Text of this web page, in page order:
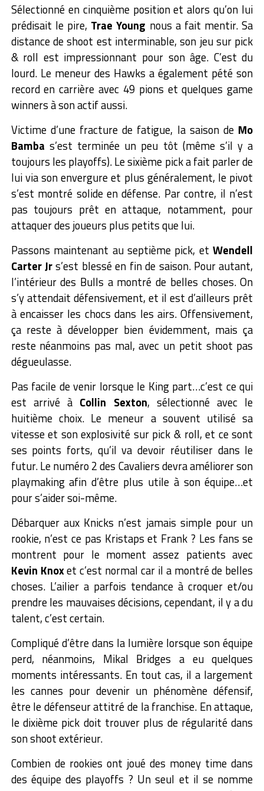
Sélectionné en cinquième position et alors qu’on lui
prédisait le pire, Trae Young nous a fait mentir. Sa
distance de shoot est interminable, son jeu sur pick
& roll est impressionnant pour son âge. C’est du
lourd. Le meneur des Hawks a également pété son
record en carrière avec 49 pions et quelques game
winners à son actif aussi.
Victime d’une fracture de fatigue, la saison de Mo
Bamba s’est terminée un peu tôt (même s’il y a
toujours les playoffs). Le sixième pick a fait parler de
lui via son envergure et plus généralement, le pivot
s’est montré solide en défense. Par contre, il n’est
pas toujours prêt en attaque, notamment, pour
attaquer des joueurs plus petits que lui.
Passons maintenant au septième pick, etWendell
Carter Jrs’est blessé en fin de saison. Pour autant,
l’intérieur des Bulls a montré de belles choses. On
s’y attendait défensivement, et il est d’ailleurs prêt
à encaisser les chocs dans les airs. Offensivement,
ça reste à développer bien évidemment, mais ça
reste néanmoins pas mal, avec un petit shoot pas
dégueulasse.
Pas facile de venir lorsque le King part…c’est ce qui
est arrivé à Collin Sexton, sélectionné avec le
huitième choix. Le meneur a souvent utilisé sa
vitesse et son explosivité sur pick & roll, et ce sont
ses points forts, qu’il va devoir réutiliser dans le
futur. Le numéro 2 des Cavaliers devra améliorer son
playmaking afin d’être plus utile à son équipe…et
pour s’aider soi-même.
Débarquer aux Knicks n’est jamais simple pour un
rookie, n’est ce pas Kristaps et Frank ? Les fans se
montrent pour le moment assez patients avec
Kevin Knoxet c’est normal car il a montré de belles
choses. L’ailier a parfois tendance à croquer et/ou
prendre les mauvaises décisions, cependant, il y a du
talent, c’est certain.
Compliqué d’être dans la lumière lorsque son équipe
perd, néanmoins, Mikal Bridges a eu quelques
moments intéressants. En tout cas, il a largement
les cannes pour devenir un phénomène défensif,
être le défenseur attitré de la franchise. En attaque,
le dixième pick doit trouver plus de régularité dans
son shoot extérieur.
Combien de rookies ont joué des money time dans
des équipe des playoffs ? Un seul et il se nomme